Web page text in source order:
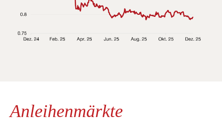
Anleihenmärkte